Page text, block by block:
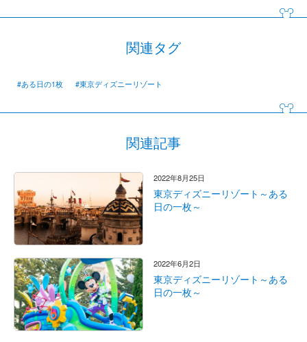
関連タグ
#ある日の1枚 #東京ディズニーリゾート
関連記事
2022年8月25日
東京ディズニーリゾート～ある
日の一枚～
2022年6月2日
東京ディズニーリゾート～ある
日の一枚～